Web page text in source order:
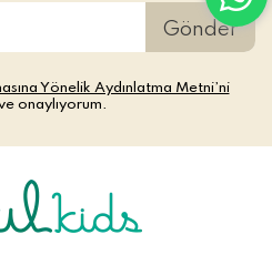
Gönder
Yönelik Aydınlatma Metni’ni
onaylıyorum.